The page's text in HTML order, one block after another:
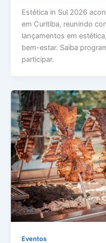
Estética in Sul 2026
em Curitiba, reunindo
lançamentos em
bem-estar. Saiba
participar.
Eventos